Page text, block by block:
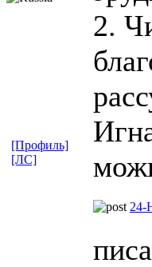
2.
[Профиль]
[ЛС]
24-